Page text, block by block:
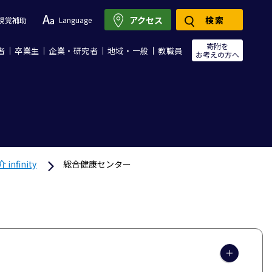
覚補助 Language
卒業生 企業・研究者 地域・一般 教職員
寄附を
お考えの方へ
アクセス 検索
infinity 総合健康センター